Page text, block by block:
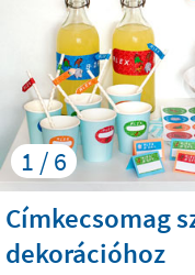
1 / 6
Címkecsomag
dekorációhoz